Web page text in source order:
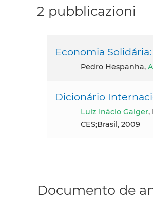
2 pubblicazioni
Economia
Pedro Hespanha,
Dicionário
Luiz Inácio Gaiger,
CES;Brasil, 2009
Documento de